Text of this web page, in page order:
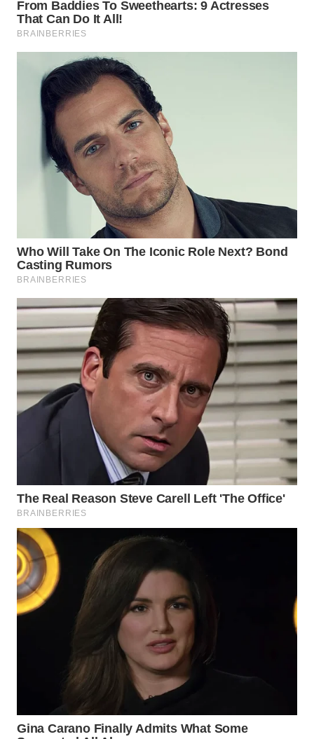
SAMOSIR
LAWAS
WN
SUMEDANG
WN
CIANJUR
SERIBU
WN
TANGERANG
WN
BINJAI
CIREBON
WN
KUNINGAN
WN
MAJALENGKA
WN
SUBANG
PURWAKARTA